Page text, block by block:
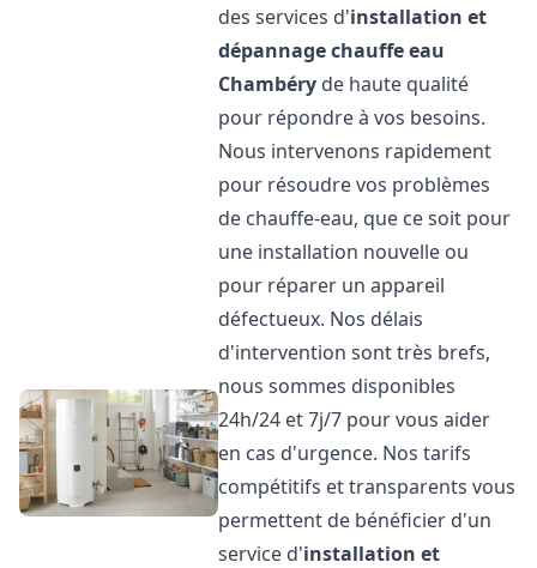
des services d'installation et
dépannage chauffe eau
Chambéry de haute qualité
pour répondre à vos besoins.
Nous intervenons rapidement
pour résoudre vos problèmes
de chauffe-eau, que ce soit pour
une installation nouvelle ou
pour réparer un appareil
défectueux. Nos délais
d'intervention sont très brefs,
nous sommes disponibles
24h/24 et 7j/7 pour vous aider
en cas d'urgence. Nos tarifs
compétitifs et transparents vous
permettent de bénéficier d'un
service d'installation et